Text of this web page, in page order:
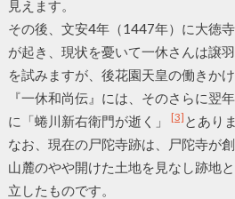
見えます。
その後、文安4年（1447年）に大徳
が起き、現状を憂いて一休さんは譲
を試みますが、後花園天皇の働きか
『一休和尚伝』には、そのさらに翌
に「蜷川新右衛門が逝く」
[3] とあり
なお、現在の尸陀寺跡は、尸陀寺が
山麓のやや開けた土地を見なし跡地
立したものです。